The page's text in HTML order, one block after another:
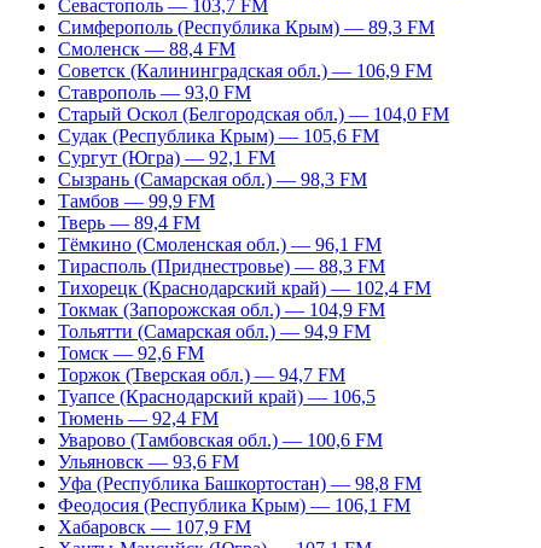
Севастополь — 103,7 FM
Симферополь (Республика Крым) — 89,3 FM
Смоленск — 88,4 FM
Советск (Калининградская обл.) — 106,9 FM
Ставрополь — 93,0 FM
Старый Оскол (Белгородская обл.) — 104,0 FM
Судак (Республика Крым) — 105,6 FM
Сургут (Югра) — 92,1 FM
Сызрань (Самарская обл.) — 98,3 FM
Тамбов — 99,9 FM
Тверь — 89,4 FM
Тёмкино (Смоленская обл.) — 96,1 FM
Тирасполь (Приднестровье) — 88,3 FM
Тихорецк (Краснодарский край) — 102,4 FM
Токмак (Запорожская обл.) — 104,9 FM
Тольятти (Самарская обл.) — 94,9 FM
Томск — 92,6 FM
Торжок (Тверская обл.) — 94,7 FM
Туапсе (Краснодарский край) — 106,5
Тюмень — 92,4 FM
Уварово (Тамбовская обл.) — 100,6 FM
Ульяновск — 93,6 FM
Уфа (Республика Башкортостан) — 98,8 FM
Феодосия (Республика Крым) — 106,1 FM
Хабаровск — 107,9 FM